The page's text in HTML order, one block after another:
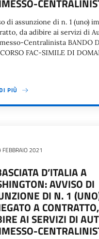
di assunzione di n. 1 (uno)
da adibire ai servizi di
Centralinista BANDO
FAC-SIMILE DI
PIÙ
FEBBRAIO 2021
D’ITALIA A
AVVISO DI
DI N. 1
A
AI SERVIZI DI